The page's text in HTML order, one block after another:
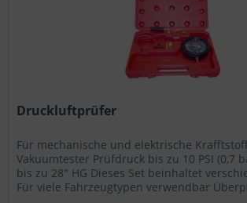
Druckluftprüfer
Für mechanische und elektrische
Vakuumtester Prüfdruck bis zu 10 PSI (0,7
bis zu 28" HG Dieses Set beinhaltet
Für viele Fahrzeugtypen verwendbar